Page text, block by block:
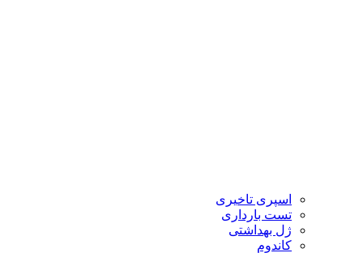
اسپری تاخیری
تست بارداری
ژل بهداشتی
کاندوم